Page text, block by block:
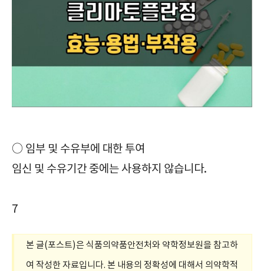
○ 임부 및 수유부에 대한 투여
임신 및 수유기간 중에는 사용하지 않습니다.
7
본 글(포스트)은 식품의약품안전처와 약학정보원을 참고하
여 작성한 자료입니다. 본 내용의 정확성에 대해서 의약학적